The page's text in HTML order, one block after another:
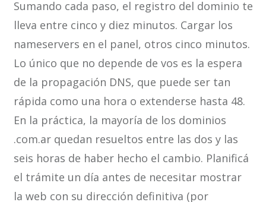
Sumando cada paso, el registro del dominio te
lleva entre cinco y diez minutos. Cargar los
nameservers en el panel, otros cinco minutos.
Lo único que no depende de vos es la espera
de la propagación DNS, que puede ser tan
rápida como una hora o extenderse hasta 48.
En la práctica, la mayoría de los dominios
.com.ar quedan resueltos entre las dos y las
seis horas de haber hecho el cambio. Planificá
el trámite un día antes de necesitar mostrar
la web con su dirección definitiva (por